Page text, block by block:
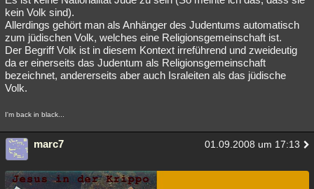
kein Volk sind).
Allerdings gehört man als Anhänger des Judentums automatisch
zum jüdischen Volk, welches eine Religionsgemeinschaft ist.
Der Begriff Volk ist in diesem Kontext irreführend und zweideutig
da er einerseits das Judentum als Religionsgemeinschaft
bezeichnet, andererseits aber auch Israleiten als das jüdische
Volk.
I'm back in black...
marc7 01.09.2008 um 17:13